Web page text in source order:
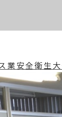
業安全衛生